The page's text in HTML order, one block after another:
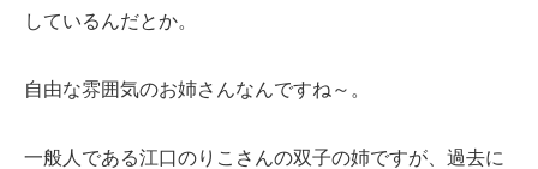
しているんだとか。
自由な雰囲気のお姉さんなんですね～。
一般人である江口のりこさんの双子の姉ですが、過去に